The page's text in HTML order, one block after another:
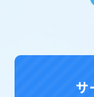
サ